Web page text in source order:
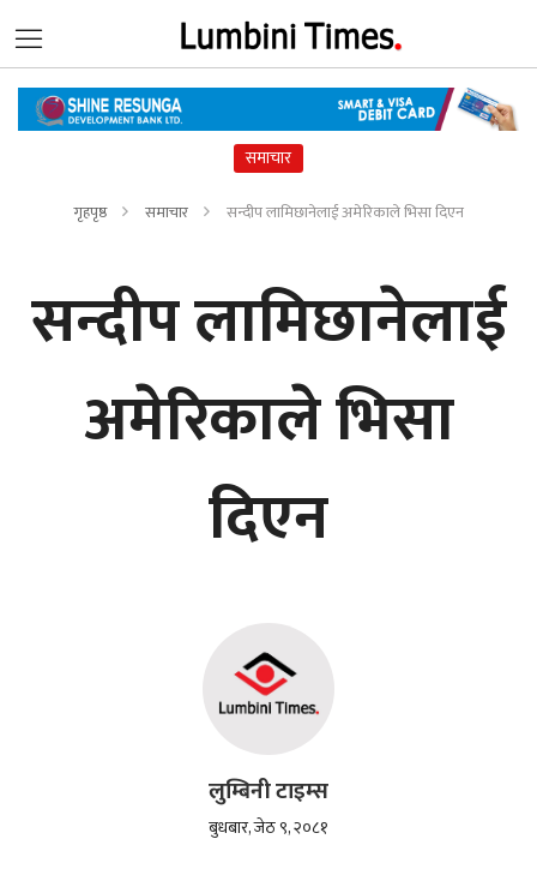
समाचार
गृहपृष्ठ समाचार सन्दीप लामिछानेलाई अमेरिकाले भिसा दिएन
सन्दीप लामिछानेलाई
अमेरिकाले भिसा
दिएन
लुम्बिनी टाइम्स
बुधबार, जेठ ९, २०८१